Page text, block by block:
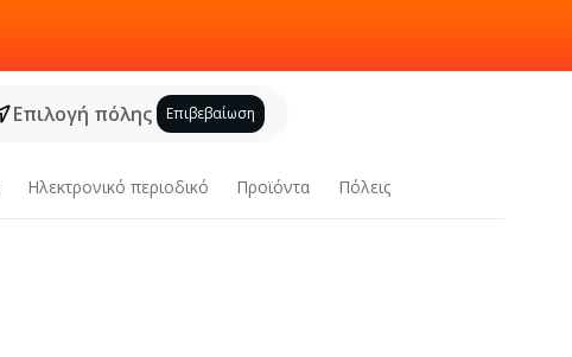
Επιλογή πόλης Επιβεβαίωση
Ηλεκτρονικό περιοδικό Προϊόντα Πόλεις